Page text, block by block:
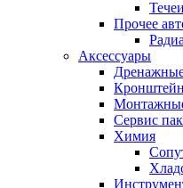
Прочее
Аксессуары
Сервис
Химия